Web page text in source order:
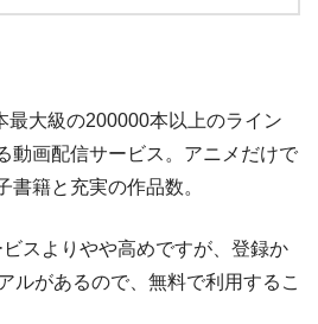
最大級の200000本以上のライン
動画配信サービス。アニメだけで
書籍と充実の作品数。
スよりやや高めですが、登録か
ルがあるので、無料で利用するこ